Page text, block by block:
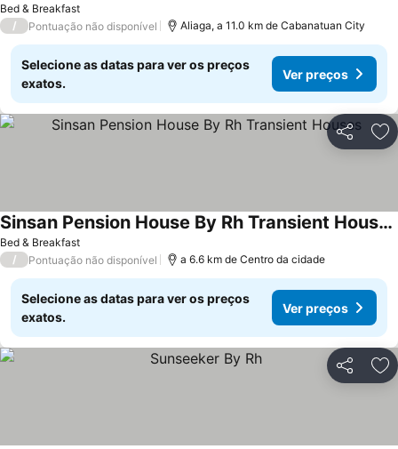
Bed & Breakfast
/ Pontuação não disponível Aliaga, a 11.0 km de Cabanatuan City
Selecione as datas para ver os preços
exatos.
Ver preços
Partilhar
Bed & Breakfast
Sinsan Pension House By Rh Transient Houses
/ Pontuação não disponível a 6.6 km de Centro da cidade
Selecione as datas para ver os preços
exatos.
Ver preços
Partilhar